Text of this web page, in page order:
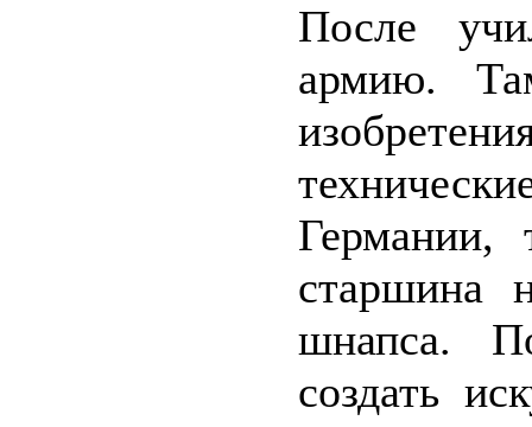
После
армию.
Германии,
старшина
шнапса.
создать